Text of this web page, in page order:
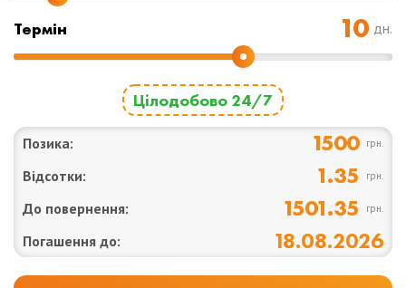
Термін дн.
Цілодобово 24/7
Позика: 1500 грн.
Відсотки: 1.35 грн.
До повернення: 1501.35 грн.
Погашення до: 18.08.2026